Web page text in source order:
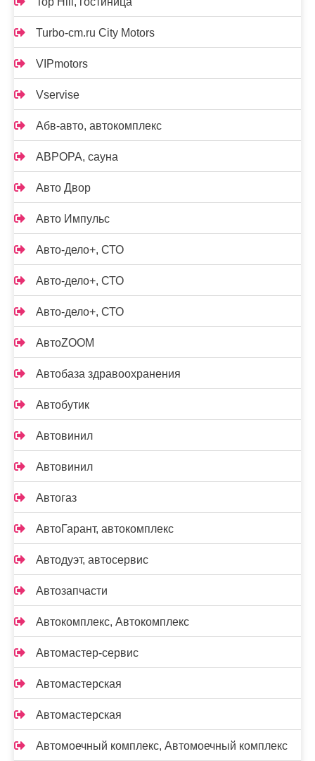
Turbo-cm.ru City Motors
VIPmotors
Vservise
Абв-авто, автокомплекс
АВРОРА, сауна
Авто Двор
Авто Импульс
Авто-дело+, СТО
Авто-дело+, СТО
Авто-дело+, СТО
АвтоZOOM
Автобаза здравоохранения
Автобутик
Автовинил
Автовинил
Автогаз
АвтоГарант, автокомплекс
Автодуэт, автосервис
Автозапчасти
Автокомплекс, Автокомплекс
Автомастер-сервис
Автомастерская
Автомастерская
Автомоечный комплекс, Автомоечный комплекс